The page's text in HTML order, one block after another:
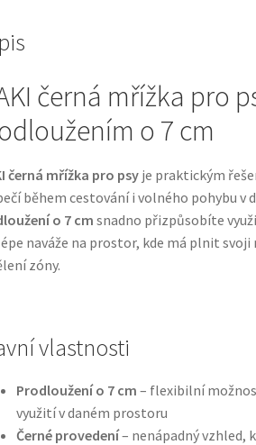
černá mřížka pro
o 7 cm
černá mřížka pro psyje praktickým
během cestování i volného pohybu v
o 7 cm snadno přizpůsobíte
naváže na prostor, kde má plnit svoji
zóny.
vlastnosti
Prodloužení o 7 cm – flexibilní
využití v daném prostoru
Černé provedení– nenápadný vzhled,